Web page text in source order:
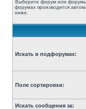
Выберите форум или
форумах производится
ниже.
Искать в подфорумах:
Поле сортировки:
Искать сообщения за: